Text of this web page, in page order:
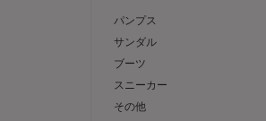
パンプス
サンダル
ブーツ
スニーカー
その他